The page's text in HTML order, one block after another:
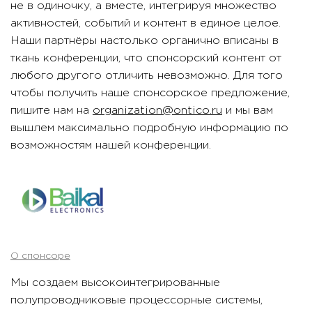
не в одиночку, а вместе, интегрируя множество
активностей, событий и контент в единое целое.
Наши партнёры настолько органично вписаны в
ткань конференции, что спонсорский контент от
любого другого отличить невозможно. Для того
чтобы получить наше спонсорское предложение,
пишите нам на organization@ontico.ru и мы вам
вышлем максимально подробную информацию по
возможностям нашей конференции.
О спонсоре
Мы создаем высокоинтегрированные
полупроводниковые процессорные системы,